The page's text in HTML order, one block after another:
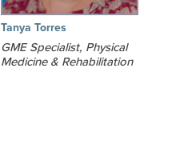
Tanya Torres
GME Specialist, Physical
Medicine & Rehabilitation